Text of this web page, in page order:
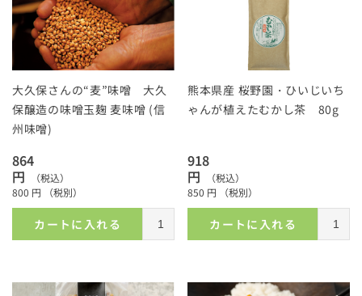
大久保さんの“麦”味噌 大久
保醸造の味噌玉麹 麦味噌 (信
州味噌)
864
円
（税込）
800 円 （税別）
カートに入れる
熊本県産 桜野園・ひいじいち
ゃんが植えたむかし茶 80g
918
円
（税込）
850 円 （税別）
カートに入れる